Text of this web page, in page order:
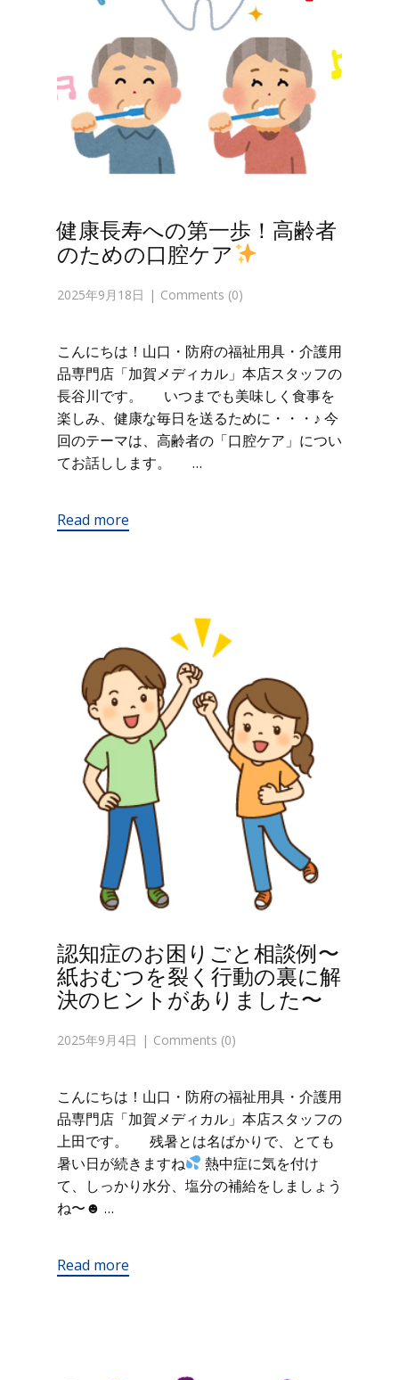
健康長寿への第一歩！高齢者
のための口腔ケア
2025年9月18日 Comments (0)
こんにちは！山口・防府の福祉用具・介護用
品専門店「加賀メディカル」本店スタッフの
長谷川です。 いつまでも美味しく食事を
楽しみ、健康な毎日を送るために・・・♪ 今
回のテーマは、高齢者の「口腔ケア」につい
てお話しします。 …
Read more
認知症のお困りごと相談例〜
紙おむつを裂く行動の裏に解
決のヒントがありました〜
2025年9月4日 Comments (0)
こんにちは！山口・防府の福祉用具・介護用
品専門店「加賀メディカル」本店スタッフの
上田です。 残暑とは名ばかりで、とても
暑い日が続きますね
熱中症に気を付け
て、しっかり水分、塩分の補給をしましょう
ね〜☻ …
Read more